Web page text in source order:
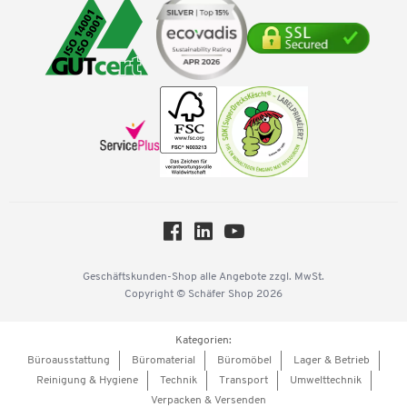
Umwelttechnik
Verpacken & Versenden
Tinte / Toner
Vertrag widerrufen
Geschichte
Impressum
Karriere
Mastercard
Vorkasse
Geschäftskunden-Shop alle Angebote zzgl. MwSt.
Copyright © Schäfer Shop 2026
Kategorien:
Büroausstattung
Büromaterial Büromöbel
Lager & Betrieb
Reinigung & Hygiene
Technik Transport
Umwelttechnik
Verpacken & Versenden